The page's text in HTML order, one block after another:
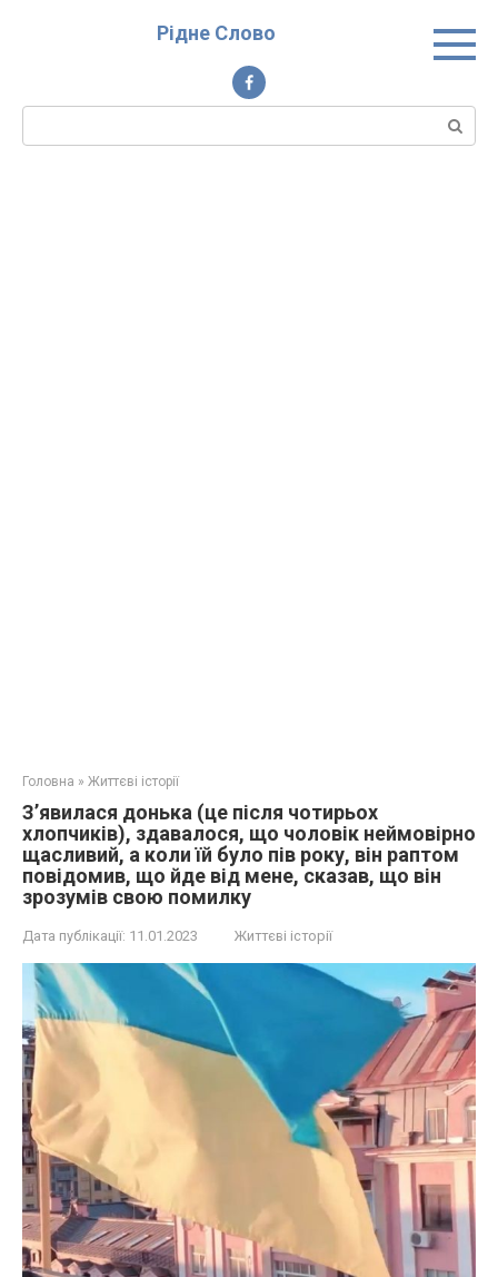
Рідне Слово
Пошук:
Головна » Життєві історії
З’явилася донька (це після чотирьох
хлопчиків), здавалося, що чоловік неймовірно
щасливий, а коли їй було пів року, він раптом
повідомив, що йде від мене, сказав, що він
зрозумів свою помилку
Дата публікації: 11.01.2023 Життєві історії